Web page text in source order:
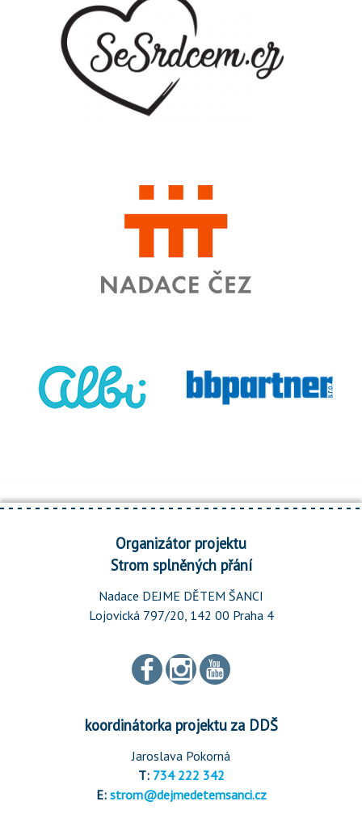
Organizátor projektu
Strom splněných přání
Nadace DEJME DĚTEM ŠANCI
Lojovická 797/20, 142 00 Praha 4
koordinátorka projektu za DDŠ
Jaroslava Pokorná
T: 734 222 342
E: strom@dejmedetemsanci.cz